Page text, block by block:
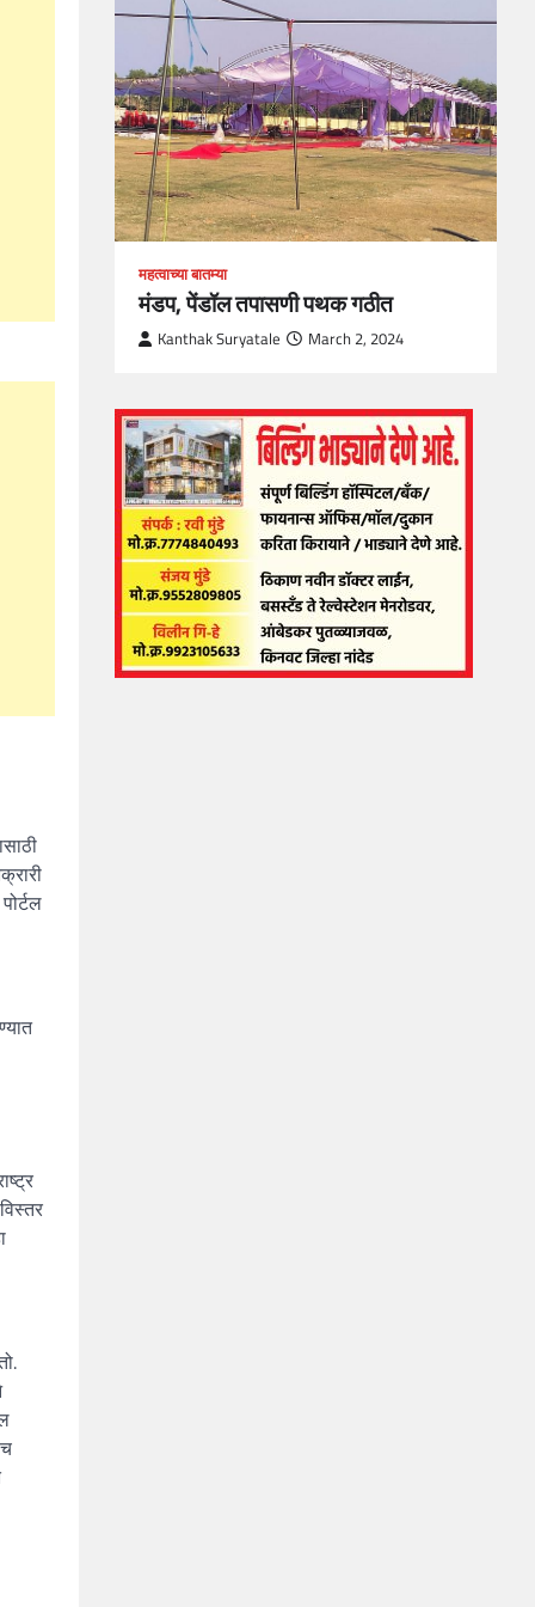
महत्वाच्या बातम्या
मंडप, पेंडॉल तपासणी पथक गठीत
Kanthak Suryatale March 2, 2024